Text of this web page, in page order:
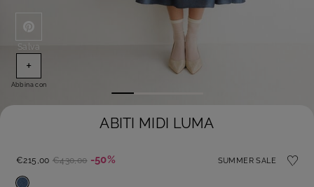
Salva
+
Abbina con
ABITI MIDI LUMA
SUMMER SALE
€215,00 €430,00 -50%